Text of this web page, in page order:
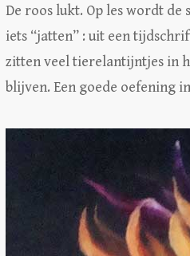
De roos lukt. Op les wordt de
iets “jatten” : uit een
zitten veel tierelantijntjes in
blijven. Een goede oefening